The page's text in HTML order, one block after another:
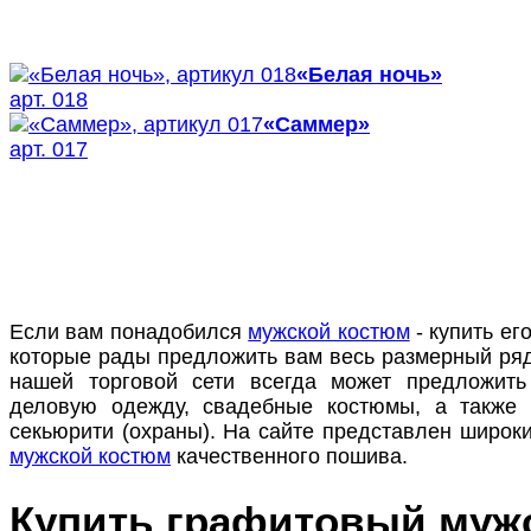
«Белая ночь»
арт. 018
«Саммер»
арт. 017
Если вам понадобился мужской костюм- купить
которые рады предложить вам весь размерный
нашей торговой сети всегда может
деловую одежду, свадебные костюмы, а
секьюрити (охраны). На сайте представлен
мужской костюм качественного пошива.
Купить графитовый